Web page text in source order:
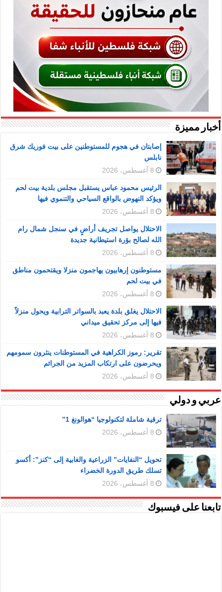
أخبار مميزة
إصابتان في هجوم للمستوطنين على بيت فوريك شرق
نابلس
8 أغسطس، 2026
الرئيس محمود عباس يستقبل مجلس بلدية بيت لحم
ويؤكد النهوض بالواقع السياحي والتنموي فيها
8 أغسطس، 2026
الاحتلال يواصل تجريف أراضٍ في سنجل شمال رام
الله لصالح بؤرة استيطانية جديدة
8 أغسطس، 2026
مستوطنون إرهابيون يهاجمون منزلا ويقتحمون مناطق
في بيت لحم
8 أغسطس، 2026
الاحتلال يغلق بلدة يعبد بالسواتر الترابية ويحول منزلاً
فيها إلى مركز تحقيق ميداني
8 أغسطس، 2026
تقرير: رموز الكراهية في المستوطنات ينثرون سمومهم
ويحرضون على ارتكاب المزيد من الجرائم
8 أغسطس، 2026
عربي و دولي
ترقية شاملة لتكنولوجيا “هوالونغ 1”
8 أغسطس، 2026
تحويل “النفايات” الزراعية والغابية إلى “كنز”: أكسو
تسلك طريق الدورة الخضراء
8 أغسطس، 2026
تابعنا على فيسبوك